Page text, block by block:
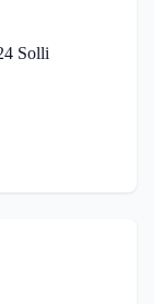
Solli